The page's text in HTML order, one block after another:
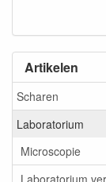
Artikelen
Scharen
Laboratorium
Microscopie